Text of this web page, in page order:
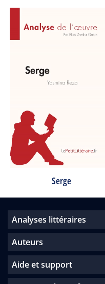
Serge
Analyses littéraires
Auteurs
Aide et support